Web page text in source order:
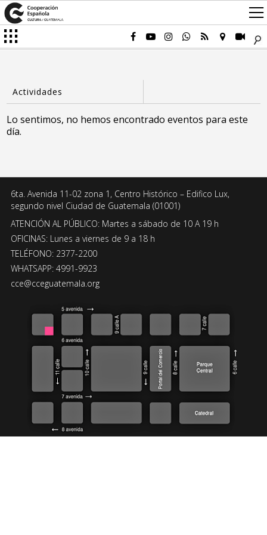
Lo sentimos, no hemos encontrado eventos para este
día.
6ta. Avenida 11-02 zona 1, Centro Histórico – Edifico Lux,
segundo nivel Ciudad de Guatemala (01001)
ATENCIÓN AL PÚBLICO: Martes a sábado de 10 A 19 h
OFICINAS: Lunes a viernes de 9 a 18 h
TELÉFONO: 2377-2200
WHATSAPP: 4991-9923
cce@cceguatemala.org